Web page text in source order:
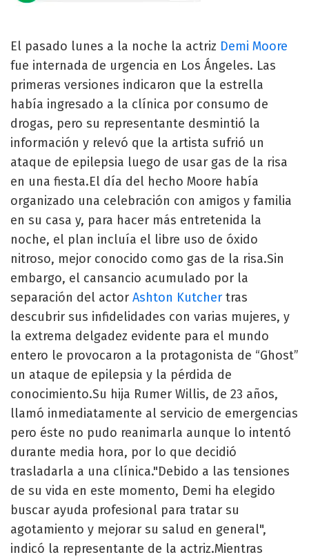
El pasado lunes a la noche la actriz Demi Moore
fue internada de urgencia en Los Ángeles. Las
primeras versiones indicaron que la estrella
había ingresado a la clínica por consumo de
drogas, pero su representante desmintió la
información y relevó que la artista sufrió un
ataque de epilepsia luego de usar gas de la risa
en una fiesta.El día del hecho Moore había
organizado una celebración con amigos y familia
en su casa y, para hacer más entretenida la
noche, el plan incluía el libre uso de óxido
nitroso, mejor conocido como gas de la risa.Sin
embargo, el cansancio acumulado por la
separación del actor Ashton Kutcher tras
descubrir sus infidelidades con varias mujeres, y
la extrema delgadez evidente para el mundo
entero le provocaron a la protagonista de “Ghost”
un ataque de epilepsia y la pérdida de
conocimiento.Su hija Rumer Willis, de 23 años,
llamó inmediatamente al servicio de emergencias
pero éste no pudo reanimarla aunque lo intentó
durante media hora, por lo que decidió
trasladarla a una clínica."Debido a las tensiones
de su vida en este momento, Demi ha elegido
buscar ayuda profesional para tratar su
agotamiento y mejorar su salud en general",
indicó la representante de la actriz.Mientras